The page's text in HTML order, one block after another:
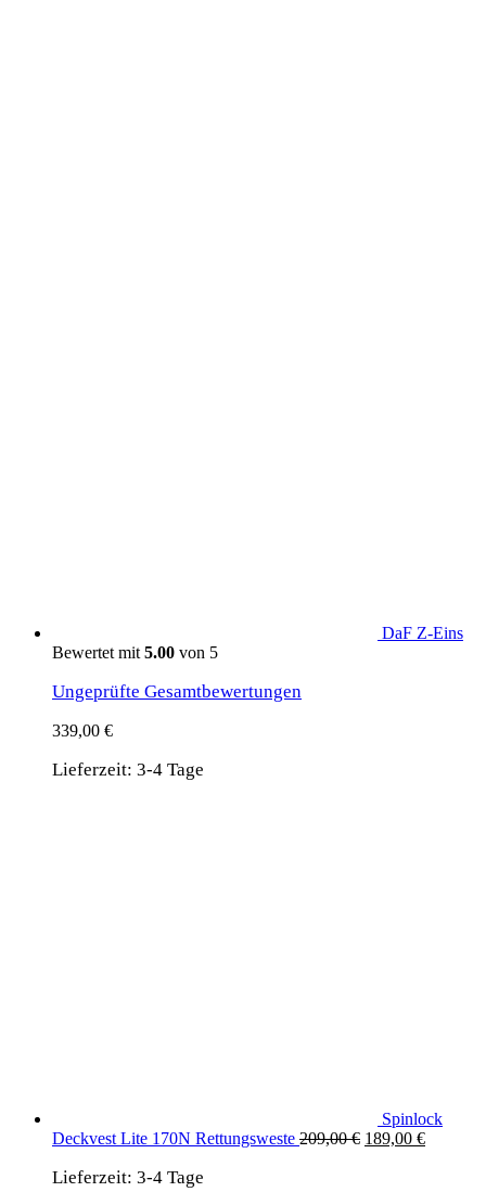
DaF Z-Eins
Bewertet mit 5.00 von 5
Ungeprüfte Gesamtbewertungen
339,00 €
Lieferzeit: 3-4 Tage
Spinlock
Deckvest Lite 170N Rettungsweste 209,00€ Ursprünglicher
189,00 €
Lieferzeit: 3-4 Tage